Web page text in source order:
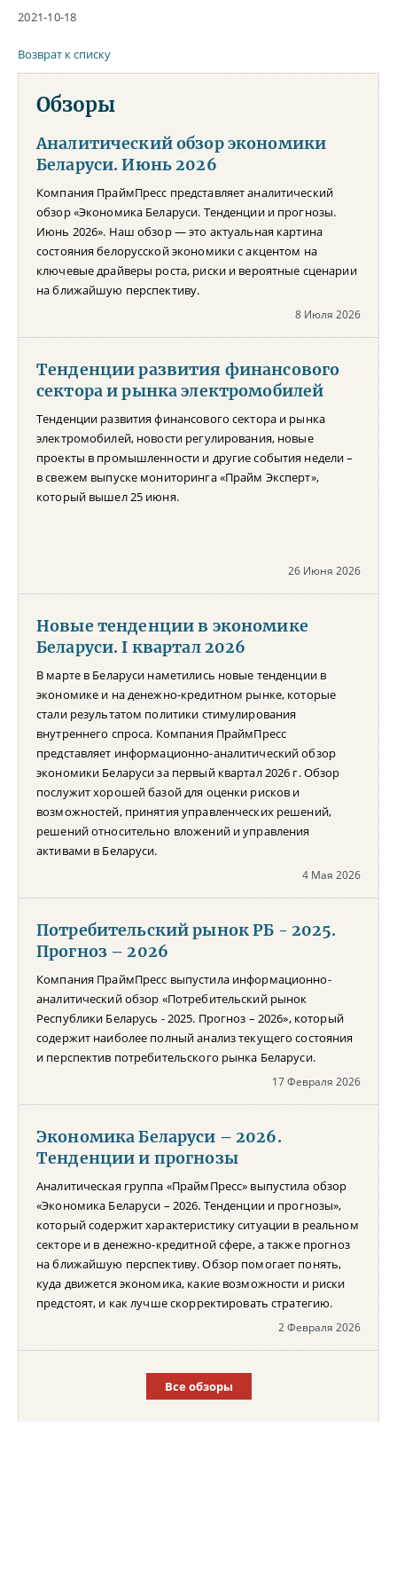
2021-10-18
Возврат к списку
Обзоры
Аналитический обзор экономики
Беларуси. Июнь 2026
Компания ПраймПресс представляет аналитический
обзор «Экономика Беларуси. Тенденции и прогнозы.
Июнь 2026». Наш обзор — это актуальная картина
состояния белорусской экономики с акцентом на
ключевые драйверы роста, риски и вероятные сценарии
на ближайшую перспективу.
8 Июля 2026
Тенденции развития финансового
сектора и рынка электромобилей
Тенденции развития финансового сектора и рынка
электромобилей, новости регулирования, новые
проекты в промышленности и другие события недели –
в свежем выпуске мониторинга «Прайм Эксперт»,
который вышел 25 июня.
26 Июня 2026
Новые тенденции в экономике
Беларуси. I квартал 2026
В марте в Беларуси наметились новые тенденции в
экономике и на денежно-кредитном рынке, которые
стали результатом политики стимулирования
внутреннего спроса. Компания ПраймПресс
представляет информационно-аналитический обзор
экономики Беларуси за первый квартал 2026 г. Обзор
послужит хорошей базой для оценки рисков и
возможностей, принятия управленческих решений,
решений относительно вложений и управления
активами в Беларуси.
4 Мая 2026
Потребительский рынок РБ - 2025.
Прогноз – 2026
Компания ПраймПресс выпустила информационно-
аналитический обзор «Потребительский рынок
Республики Беларусь - 2025. Прогноз – 2026», который
содержит наиболее полный анализ текущего состояния
и перспектив потребительского рынка Беларуси.
17 Февраля 2026
Экономика Беларуси – 2026.
Тенденции и прогнозы
Аналитическая группа «ПраймПресс» выпустила обзор
«Экономика Беларуси – 2026. Тенденции и прогнозы»,
который содержит характеристику ситуации в реальном
секторе и в денежно-кредитной сфере, а также прогноз
на ближайшую перспективу. Обзор помогает понять,
куда движется экономика, какие возможности и риски
предстоят, и как лучше скорректировать стратегию.
2 Февраля 2026
Все обзоры